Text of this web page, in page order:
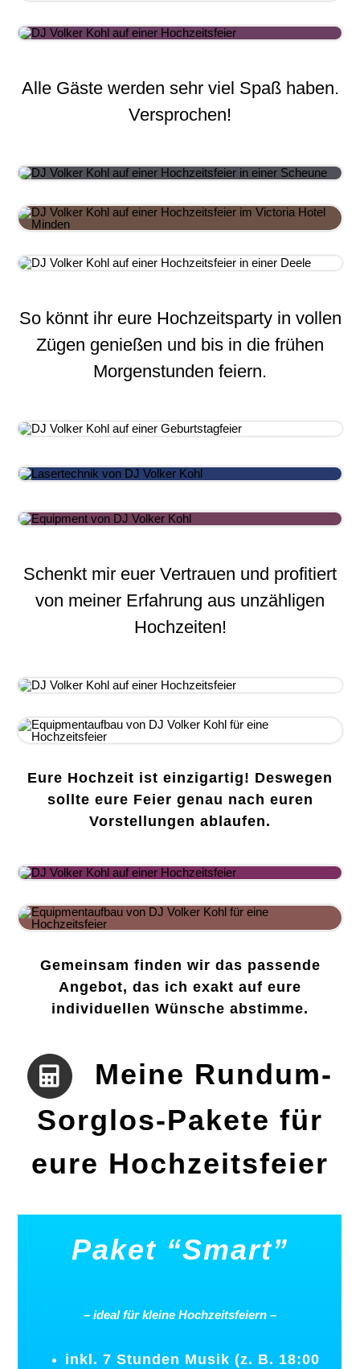
Alle Gäste werden sehr viel Spaß haben.
Versprochen!
So könnt ihr eure Hochzeitsparty in vollen
Zügen genießen und bis in die frühen
Morgenstunden feiern.
Schenkt mir euer Vertrauen und profitiert
von meiner Erfahrung aus unzähligen
Hochzeiten!
Eure Hochzeit ist einzigartig! Deswegen
sollte eure Feier genau nach euren
Vorstellungen ablaufen.
Gemeinsam finden wir das passende
Angebot, das ich exakt auf eure
individuellen Wünsche abstimme.
Meine Rundum-
Sorglos-Pakete für
eure Hochzeitsfeier
Paket “Smart”
– idealfür kleine Hochzeitsfeiern –
inkl. 7 Stunden Musik (z. B. 18:00